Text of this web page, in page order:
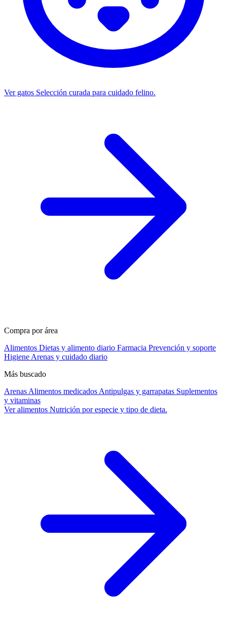
Ver gatos Selección curada para cuidado felino.
Compra por área
Alimentos Dietas y alimento diario Farmacia Prevención y soporte
Higiene Arenas y cuidado diario
Más buscado
Arenas Alimentos medicados Antipulgas y garrapatas Suplementos
y vitaminas
Ver alimentos Nutrición por especie y tipo de dieta.